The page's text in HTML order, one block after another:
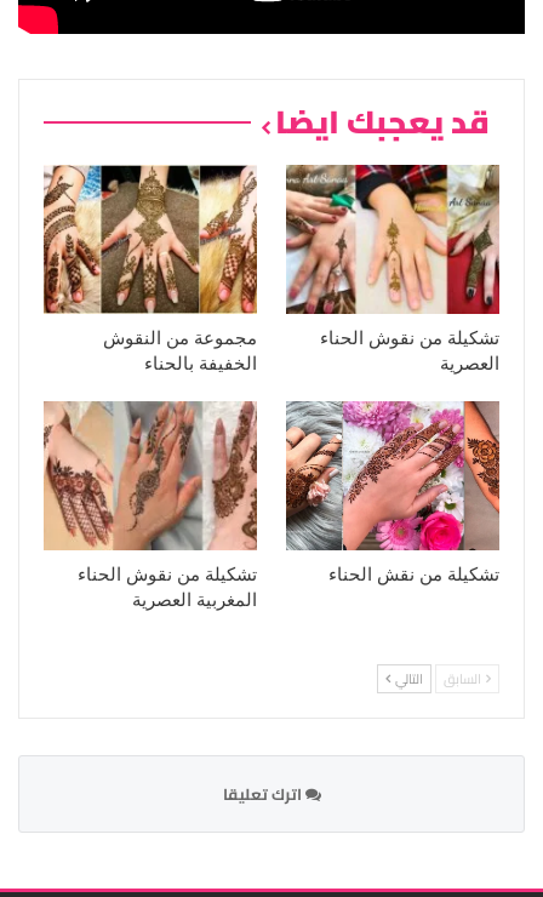
قد يعجبك ايضا
تشكيلة من نقوش الحناء
العصرية
مجموعة من النقوش
الخفيفة بالحناء
تشكيلة من نقش الحناء
تشكيلة من نقوش الحناء
المغربية العصرية
السابق التالي
اترك تعليقا